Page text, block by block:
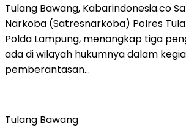
Tulang Bawang, Kabarindonesia.co
Narkoba (Satresnarkoba) Polres
Polda Lampung, menangkap tiga
ada di wilayah hukumnya dalam
pemberantasan…
Tulang Bawang